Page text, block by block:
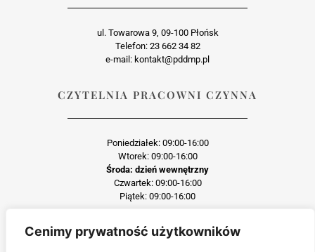
Cenimy prywatność użytkowników
ul. Towarowa 9, 09-100 Płońsk
Telefon: 23 662 34 82
e-mail: kontakt@pddmp.pl
CZYTELNIA PRACOWNI CZYNNA
Poniedziałek: 09:00-16:00
Wtorek: 09:00-16:00
Środa: dzień wewnętrzny
Czwartek: 09:00-16:00
Piątek: 09:00-16:00
Każda reprodukcja lub adaptacja całości bądź części materiału, niezależnie od